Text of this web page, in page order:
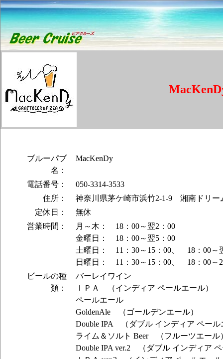
ブルーパブ
名：
MacKenDy
電話番号：
050-3314-3533
住所：
神奈川県茅ケ崎市浜竹2-1-9 湘南ドリー
定休日：
無休
営業時間：
月～木： 18：00～翌2：00
金曜日： 18：00～翌5：00
土曜日： 11：30～15：00、 18：00～
日曜日： 11：30～15：00、 18：00～
ビールの種
類：
バーレイワイン
ＩＰＡ （インディア ペールエール）
ペールエール
GoldenAle （ゴールデンエール）
Double IPA （ダブル インディア ペール
ライム＆ソルト Beer （フルーツエール
Double IPA ver.2 （ダブル インディア